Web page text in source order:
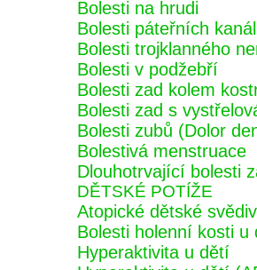
Bolesti na hrudi
Bolesti páteřních
Bolesti trojklanného
Bolesti v podžebří
Bolesti zad kolem
Bolesti zad s
Bolesti zubů (Dolor
Bolestivá menstruace
Dlouhotrvající bolesti
DĚTSKÉ POTÍŽE
Atopické dětské
Bolesti holenní kosti
Hyperaktivita u dětí